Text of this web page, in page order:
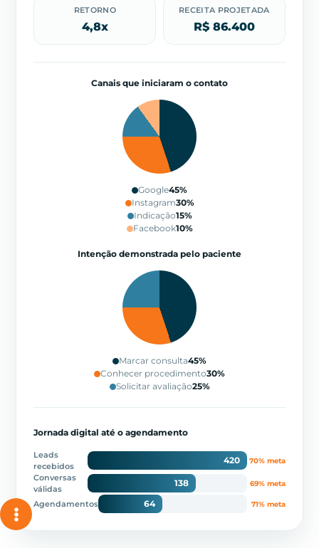
RETORNO
4,8x
RECEITA PROJETADA
R$ 86.400
Canais que iniciaram o contato
Google45%
Instagram30%
Indicação15%
Facebook10%
Intenção demonstrada pelo paciente
Marcar consulta45%
Conhecer procedimento30%
Solicitar avaliação25%
Jornada digital até o agendamento
Leads
recebidos
420 70% meta
Conversas
válidas
138 69% meta
Agendamentos 64 71% meta